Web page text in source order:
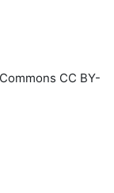
CC BY-